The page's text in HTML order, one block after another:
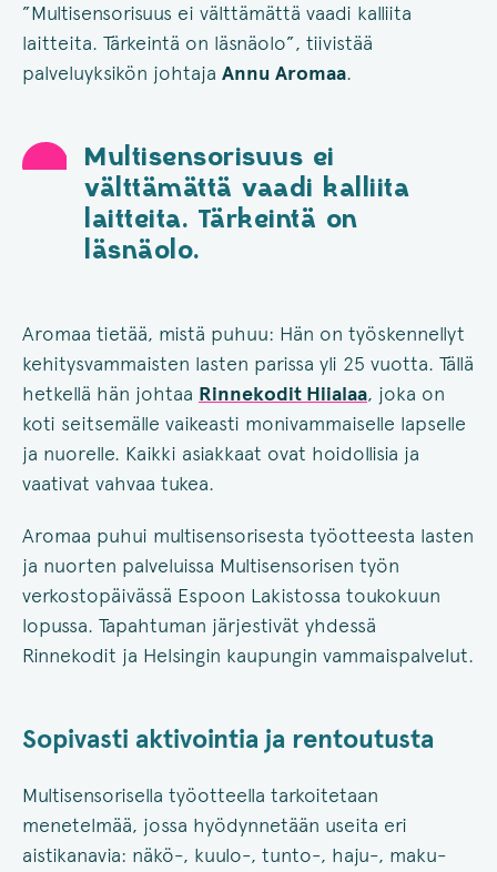
”Multisensorisuus ei välttämättä vaadi kalliita
laitteita. Tärkeintä on läsnäolo”, tiivistää
palveluyksikön johtaja Annu Aromaa.
Multisensorisuus ei
välttämättä vaadi kalliita
laitteita. Tärkeintä on
läsnäolo.
Aromaa tietää, mistä puhuu: Hän on työskennellyt
kehitysvammaisten lasten parissa yli 25 vuotta. Tällä
hetkellä hän johtaa Rinnekodit Hiialaa, joka on
koti seitsemälle vaikeasti monivammaiselle lapselle
ja nuorelle. Kaikki asiakkaat ovat hoidollisia ja
vaativat vahvaa tukea.
Aromaa puhui multisensorisesta työotteesta lasten
ja nuorten palveluissa Multisensorisen työn
verkostopäivässä Espoon Lakistossa toukokuun
lopussa. Tapahtuman järjestivät yhdessä
Rinnekodit ja Helsingin kaupungin vammaispalvelut.
Sopivasti aktivointia ja rentoutusta
Multisensorisella työotteella tarkoitetaan
menetelmää, jossa hyödynnetään useita eri
aistikanavia: näkö-, kuulo-, tunto-, haju-, maku-